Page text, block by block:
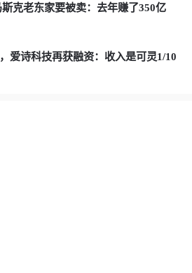
克老东家要被卖：去年赚了350亿
爱诗科技再获融资：收入是可灵1/10